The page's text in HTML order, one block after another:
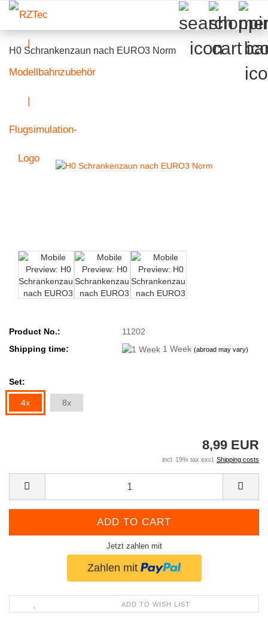
H0 Schrankenzaun nach EURO3 Norm
Product No.:
11202
Shipping time:
1 Week(abroad may vary)
Set:
4x 8x
8,99 EUR
incl. 19% tax excl. Shipping costs
Jetzt zahlen mit
ADD TO WISH LIST